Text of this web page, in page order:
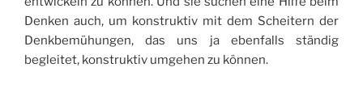
Denken auch, um konstruktiv mit dem Scheitern der
Denkbemühungen, das uns ja ebenfalls ständig
begleitet, konstruktiv umgehen zu können.